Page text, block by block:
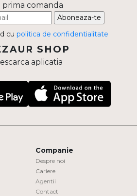
prima comanda
Aboneaza-te
cu politica de confidentialitate
SHOP
aplicatia
Companie
Despre noi
Cariere
Agentii
Contact